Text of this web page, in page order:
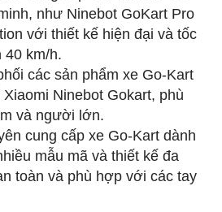
như Ninebot GoKart Pro
với thiết kế hiện đại và tốc
40 km/h.
các sản phẩm xe Go-Kart
Ninebot Gokart, phù
và người lớn.
cung cấp xe Go-Kart dành
mẫu mã và thiết kế đa
toàn và phù hợp với các tay